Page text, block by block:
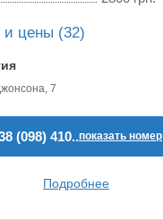
цены (32)
7
(098) 410..показать номер
Подробнее